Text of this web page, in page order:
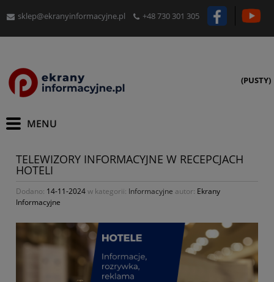
sklep@ekranyinformacyjne.pl +48 730 301 305
(PUSTY)
TELEWIZORY INFORMACYJNE W RECEPCJACH
HOTELI
Dodano: 14-11-2024w kategorii: Informacyjne autor: Ekrany
Informacyjne